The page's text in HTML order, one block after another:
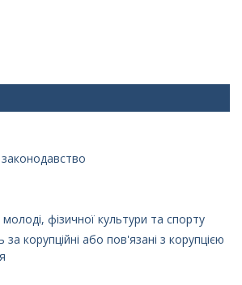
молоді, фізичної культури та спорту
за корупційні або пов'язані з корупцією